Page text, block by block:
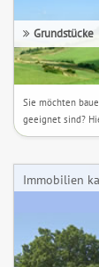
Grundstücke
Sie möchten
geeignet sind?
Immobilien